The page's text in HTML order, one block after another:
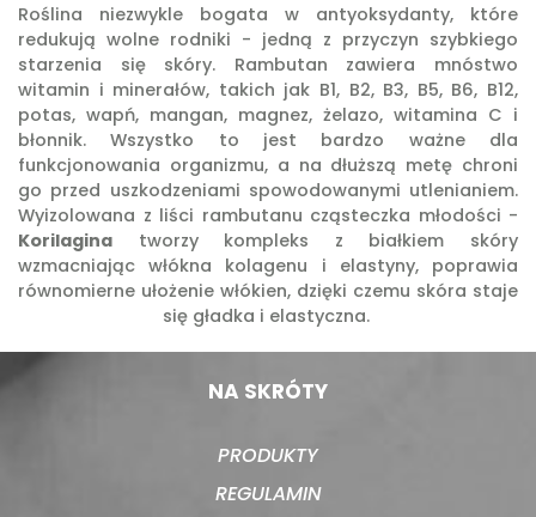
Roślina niezwykle bogata w antyoksydanty, które
redukują wolne rodniki - jedną z przyczyn szybkiego
starzenia się skóry. Rambutan zawiera mnóstwo
witamin i minerałów, takich jak B1, B2, B3, B5, B6, B12,
potas, wapń, mangan, magnez, żelazo, witamina C i
błonnik. Wszystko to jest bardzo ważne dla
funkcjonowania organizmu, a na dłuższą metę chroni
go przed uszkodzeniami spowodowanymi utlenianiem.
Wyizolowana z liści rambutanu cząsteczka młodości -
Korilagina tworzy kompleks z białkiem skóry
wzmacniając włókna kolagenu i elastyny, poprawia
równomierne ułożenie włókien, dzięki czemu skóra staje
się gładka i elastyczna.
NA SKRÓTY
PRODUKTY
REGULAMIN